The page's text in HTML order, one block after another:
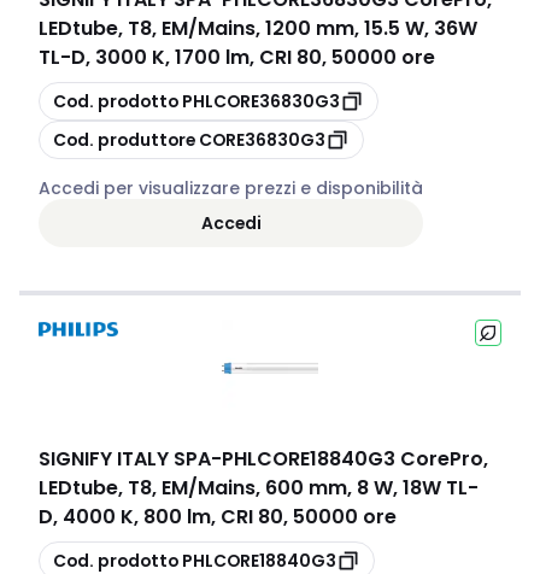
LEDtube, T8, EM/Mains, 1200 mm, 15.5 W, 36W
TL-D, 3000 K, 1700 lm, CRI 80, 50000 ore
copia
Cod. prodotto PHLCORE36830G3
copia
Cod. produttore CORE36830G3
Accedi per visualizzare prezzi e disponibilità
Accedi
SIGNIFY ITALY SPA-PHLCORE18840G3 CorePro,
LEDtube, T8, EM/Mains, 600 mm, 8 W, 18W TL-
D, 4000 K, 800 lm, CRI 80, 50000 ore
copia
Cod. prodotto PHLCORE18840G3